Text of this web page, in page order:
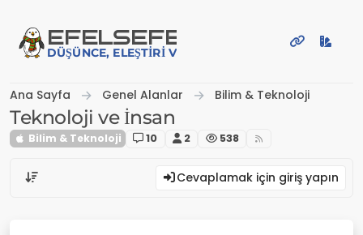
EFELSEFE
DÜŞÜNCE, ELEŞTIRI VE PAYLAŞIM PLATFORMU
Ana Sayfa Genel Alanlar Bilim & Teknoloji
Teknoloji ve İnsan
Bilim & Teknoloji 10 2 538
Cevaplamak için giriş yapın